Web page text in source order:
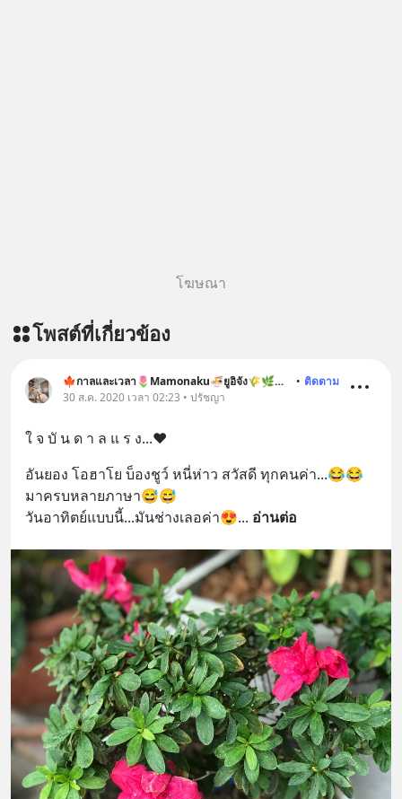
โฆษณา
โพสต์ที่เกี่ยวข้อง
🍁กาลและเวลา🌷Mamonaku🍜ยูอิจัง🌾🌿🐶🐱 • ติดตาม
30 ส.ค. 2020 เวลา 02:23 • ปรัชญา
ใ จ บั น ด า ล แ ร ง...❤️
อันยอง โอฮาโย บ็องชูว์ หนี่ห่าว สวัสดี ทุกคนค่า...😂😂
มาครบหลายภาษา😅😅
วันอาทิตย์แบบนี้...มันช่างเลอค่า😍... อ่านต่อ